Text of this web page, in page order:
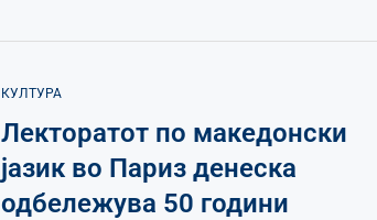
КУЛТУРА
Лекторатот по македонски
јазик во Париз денеска
одбележува 50 години